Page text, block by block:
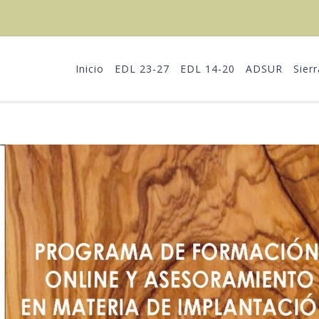
Inicio EDL 23-27 EDL 14-20 ADSUR